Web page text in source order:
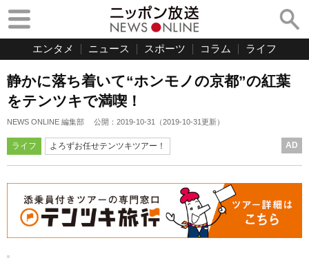
エンタメ ニュース スポーツ コラム ライフ
静かに落ち着いて“ホンモノの京都”の紅葉
をテンツキで満喫！
NEWS ONLINE 編集部 公開： 2019-10-31 （2019-10-31更新）
ライフ よろずお任せテンツキツアー！ AD